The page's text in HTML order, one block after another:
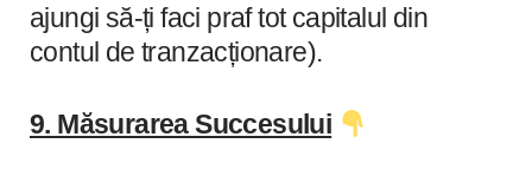
ajungi să-ți faci praf tot capitalul din
contul de tranzacționare).
9. Măsurarea Succesului